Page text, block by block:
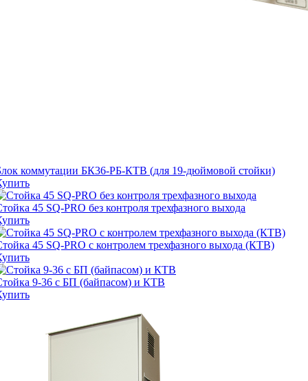
коммутации БК36-РБ-КТВ (для 19-дюймовой стойки)
45 SQ-PRO без контроля трехфазного выхода
45 SQ-PRO с контролем трехфазного выхода (КТВ)
9-36 с БП (байпасом) и КТВ